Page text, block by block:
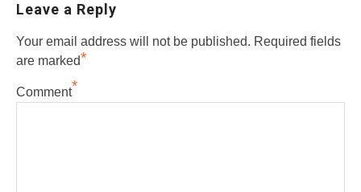
Leave a Reply
Your email address will not be published. Required fields
are marked*
Comment*